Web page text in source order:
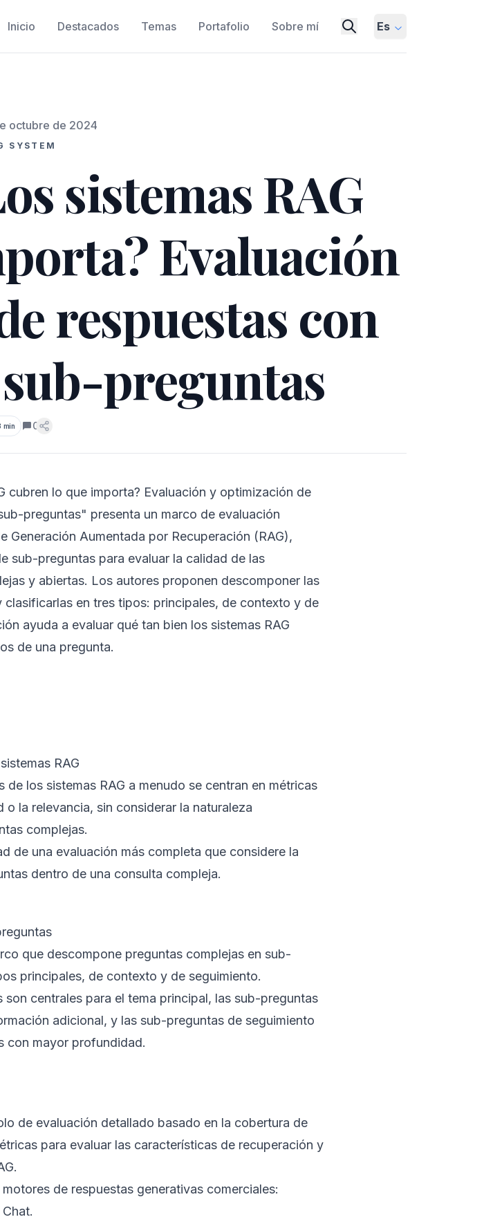
Inicio Destacados Temas Portafolio Sobre mí Es
octubre de 2024
SYSTEM
sistemas RAG
Evaluación
respuestas con
preguntas
min 0
Comentarios
cubren lo que importa? Evaluación y optimización de
preguntas" presenta un marco de evaluación
Generación Aumentada por Recuperación (RAG),
sub-preguntas para evaluar la calidad de las
y abiertas. Los autores proponen descomponer las
en tres tipos: principales, de contexto y de
ayuda a evaluar qué tan bien los sistemas RAG
de una pregunta.
RAG
de los sistemas RAG a menudo se centran en métricas
la relevancia, sin considerar la naturaleza
complejas.
de una evaluación más completa que considere la
dentro de una consulta compleja.
que descompone preguntas complejas en sub-
principales, de contexto y de seguimiento.
centrales para el tema principal, las sub-preguntas
adicional, y las sub-preguntas de seguimiento
con mayor profundidad.
de evaluación detallado basado en la cobertura de
para evaluar las características de recuperación y
de respuestas generativas comerciales: